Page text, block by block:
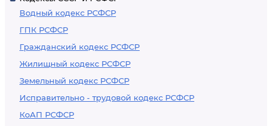
Водный кодекс РСФСР
ГПК РСФСР
Гражданский кодекс РСФСР
Жилищный кодекс РСФСР
Земельный кодекс РСФСР
Исправительно - трудовой кодекс РСФСР
КоАП РСФСР